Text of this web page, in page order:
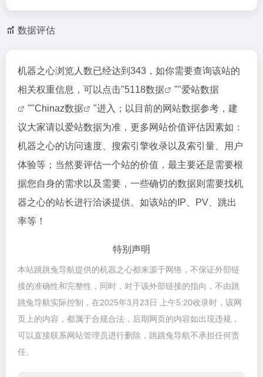
数据评估
机器之心浏览人数已经达到343，如你需要查询该站的
相关权重信息，可以点击"5118数据 ""爱站数据
""Chinaz数据
"进入；以目前的网站数据参考，建
议大家请以爱站数据为准，更多网站价值评估因素如：
机器之心的访问速度、搜索引擎收录以及索引量、用户
体验等；当然要评估一个站的价值，最主要还是需要根
据您自身的需求以及需要，一些确切的数据则需要找机
器之心的站长进行洽谈提供。如该站的IP、PV、跳出
率等！
特别声明
本站跳跳兔导航提供的机器之心都来源于网络，不保证外部链
接的准确性和完整性，同时，对于该外部链接的指向，不由跳
跳兔导航实际控制，在2025年3月23日 上午5:20收录时，该网
页上的内容，都属于合规合法，后期网页的内容如出现违规，
可以直接联系网站管理员进行删除，跳跳兔导航不承担任何责
任。